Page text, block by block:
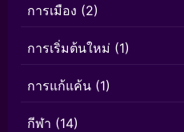
การเมือง (2)
การเริ่มต้นใหม่ (1)
การแก้แค้น (1)
กีฬา (14)